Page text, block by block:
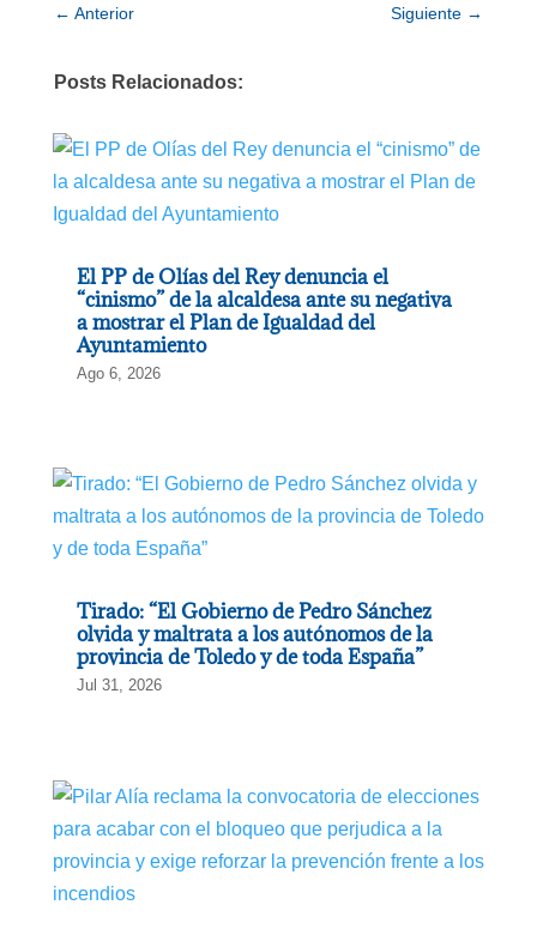
← Anterior Siguiente →
Posts Relacionados:
El PP de Olías del Rey denuncia el
“cinismo” de la alcaldesa ante su negativa
a mostrar el Plan de Igualdad del
Ayuntamiento
Ago 6, 2026
Tirado: “El Gobierno de Pedro Sánchez
olvida y maltrata a los autónomos de la
provincia de Toledo y de toda España”
Jul 31, 2026